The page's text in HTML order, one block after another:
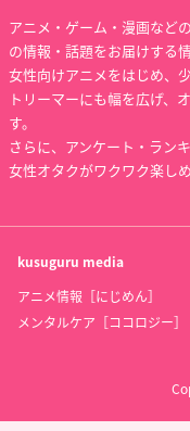
アニメ・ゲーム・漫画など
の情報・話題をお届けする
女性向けアニメをはじめ、
トリーマーにも幅を広げ、
す。
さらに、アンケート・ラン
女性オタクがワクワク楽し
kusuguru media
アニメ情報［にじめん］
メンタルケア［ココロジー］